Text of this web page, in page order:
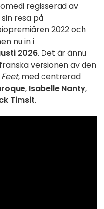
regisserad av
resa på
2022 och
nu in i
2026. Det är ännu
versionen av den
, med centrerad
, Isabelle Nanty,
Timsit.